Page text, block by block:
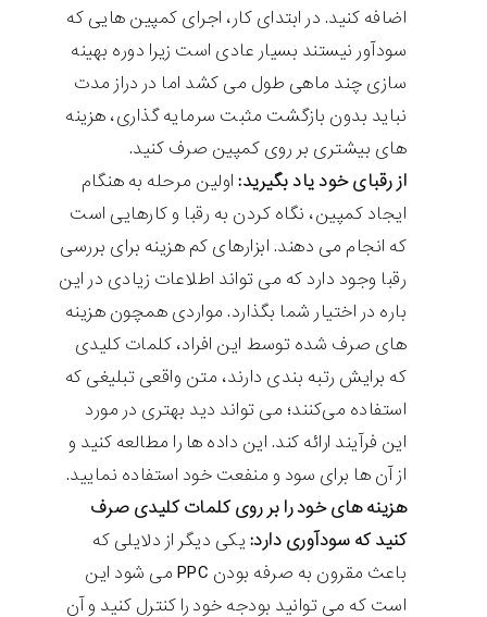
اضافه کنید. در ابتدای کار، اجرای کمپین هایی که
سودآور نیستند بسیار عادی است زیرا دوره بهینه
سازی چند ماهی طول می کشد اما در دراز مدت
نباید بدون بازگشت مثبت سرمایه گذاری، هزینه
های بیشتری بر روی کمپین صرف کنید.
از رقبای خود یاد بگیرید: اولین مرحله به هنگام
ایجاد کمپین، نگاه کردن به رقبا و کارهایی است
که انجام می دهند. ابزارهای کم هزینه برای بررسی
رقبا وجود دارد که می تواند اطلاعات زیادی در این
باره در اختیار شما بگذارد. مواردی همچون هزینه
های صرف شده توسط این افراد، کلمات کلیدی
که برایش رتبه بندی دارند، متن واقعی تبلیغی که
استفاده می‌کنند؛ می تواند دید بهتری در مورد
این فرآیند ارائه کند. این داده ها را مطالعه کنید و
از آن ها برای سود و منفعت خود استفاده نمایید.
هزینه های خود را بر روی کلمات کلیدی صرف
کنید که سودآوری دارد: یکی دیگر از دلایلی که
باعث مقرون به صرفه بودن PPC می شود این
است که می توانید بودجه خود را کنترل کنید و آن